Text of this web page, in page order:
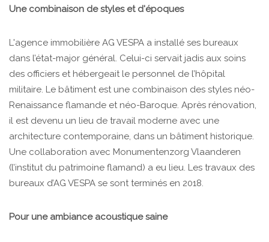
Une combinaison de styles et d'époques
L'agence immobilière AG VESPA a installé ses bureaux
dans l’état-major général. Celui-ci servait jadis aux soins
des officiers et hébergeait le personnel de l’hôpital
militaire. Le bâtiment est une combinaison des styles néo-
Renaissance flamande et néo-Baroque. Après rénovation,
il est devenu un lieu de travail moderne avec une
architecture contemporaine, dans un bâtiment historique.
Une collaboration avec Monumentenzorg Vlaanderen
(l’institut du patrimoine flamand) a eu lieu. Les travaux des
bureaux d’AG VESPA se sont terminés en 2018.
Pour une ambiance acoustique saine